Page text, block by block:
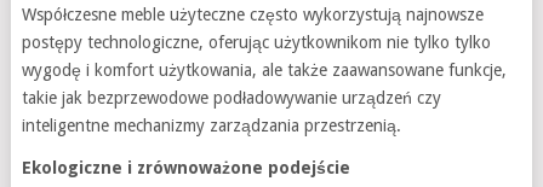
Współczesne meble użyteczne często wykorzystują najnowsze
postępy technologiczne, oferując użytkownikom nie tylko tylko
wygodę i komfort użytkowania, ale także zaawansowane funkcje,
takie jak bezprzewodowe podładowywanie urządzeń czy
inteligentne mechanizmy zarządzania przestrzenią.
Ekologiczne i zrównoważone podejście